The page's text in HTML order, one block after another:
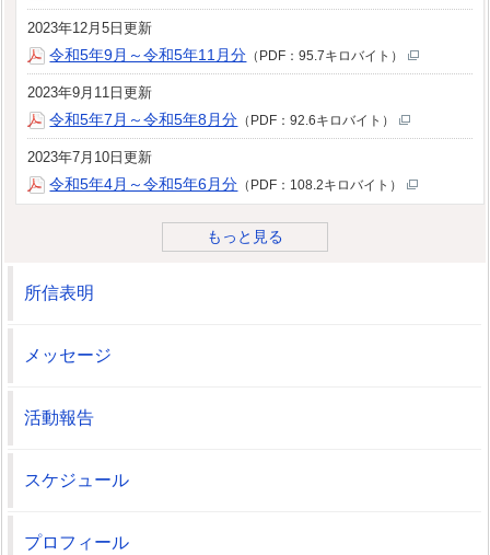
2023年12月5日更新
令和5年9月～令和5年11月分 （PDF：95.7キロバイト）
2023年9月11日更新
令和5年7月～令和5年8月分 （PDF：92.6キロバイト）
2023年7月10日更新
令和5年4月～令和5年6月分 （PDF：108.2キロバイト）
もっと見る
所信表明
メッセージ
活動報告
スケジュール
プロフィール